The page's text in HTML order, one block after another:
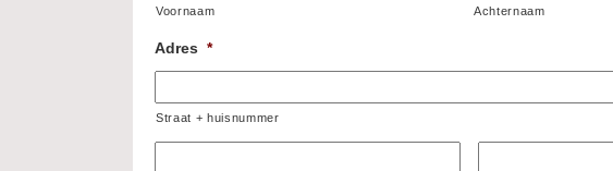
Voornaam Achternaam
Adres *
Straat + huisnummer